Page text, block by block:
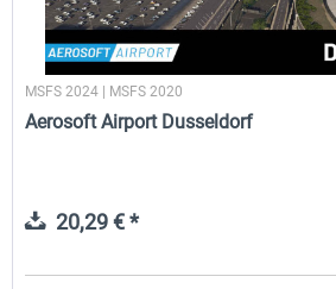
MSFS 2024 | MSFS 2020
Aerosoft Airport Dusseldorf
20,29 € *